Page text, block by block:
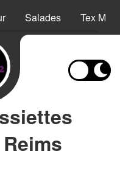
Salades Tex Mex